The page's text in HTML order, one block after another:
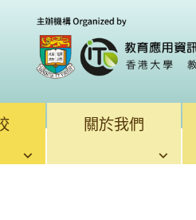
關於我們